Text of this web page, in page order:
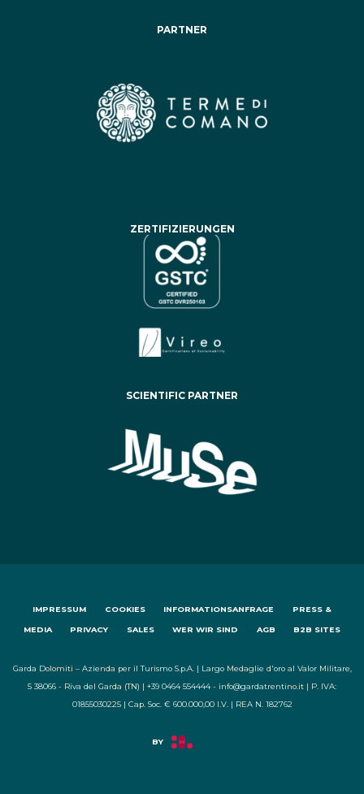
PARTNER
ZERTIFIZIERUNGEN
SCIENTIFIC PARTNER
IMPRESSUM COOKIES INFORMATIONSANFRAGE PRESS &
MEDIA PRIVACY SALES WER WIR SIND AGB B2B SITES
Garda Dolomiti – Azienda per il Turismo S.p.A. | Largo Medaglie d'oro al Valor Militare,
5 38066 - Riva del Garda (TN) | +39 0464 554444 - info@gardatrentino.it | P. IVA:
01855030225 | Cap. Soc. € 600.000,00 I.V. | REA N. 182762